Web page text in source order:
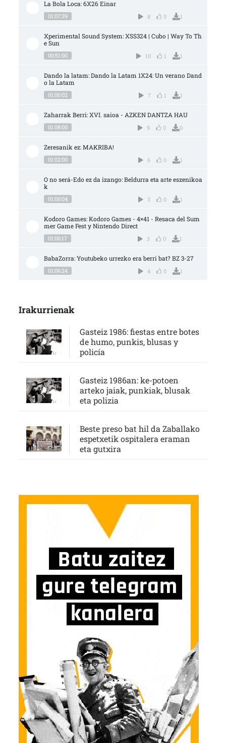
La Bola Loca: 6X26 Einar
01:07:39 8 0 1
Xperimental Sound System: XSS324 | Cubo | Way To Th
e Sun
00:51:00 10 1 1
Dando la latam: Dando la Latam 1X24: Un verano Dand
o la Latam
01:00:02 7 1 1
Zaharrak Berri: XVI. saioa - AZKEN DANTZA HAU
01:08:00 9 0 0
Zeresanik ez: MAKRIBA!
01:02:00 6 0 1
O no será-Edo ez da izango: Beldurra eta arte eszenikoa
k
01:00:04 3 0 1
Kodoro Games: Kodoro Games - 4×41 - Resaca del Sum
mer Game Fest y Nintendo Direct
01:06:17 3 0 1
BabaZorra: Youtubeko urrezko era berri bat? BZ 3-27
01:06:24 4 0 1
Irakurrienak
Gasteiz 1986: fiestas entre botes
de humo, punkis, blusas y
policía
Gasteiz 1986an: ke-potoen
arteko jaiak, punkiak, blusak
eta polizia
Beste preso bat hil da Zaballako
espetxetik ospitalera eraman
eta gutxira